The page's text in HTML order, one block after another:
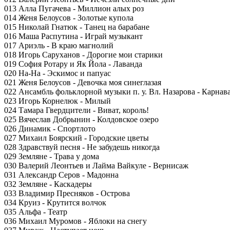
013 Алла Пугачева - Миллион алых роз
014 Женя Белоусов - Золотые купола
015 Николай Гнатюк - Танец на барабане
016 Маша Распутина - Играй музыкант
017 Ариэль - В краю магнолий
018 Игорь Саруханов - Дорогие мои старики
019 София Ротару и Як Йола - Лаванда
020 На-На - Эскимос и папуас
021 Женя Белоусов - Девочка моя синеглазая
022 Ансамбль фольклорной музыки п. у. Вл. Назарова -
023 Игорь Корнелюк - Милый
024 Тамара Гвердцители - Виват, король!
025 Вячеслав Добрынин - Колдовское озеро
026 Динамик - Спортлото
027 Михаил Боярский - Городские цветы
028 Здравствуй песня - Не забудешь никогда
029 Земляне - Трава у дома
030 Валерий Леонтьев и Лайма Вайкуле - Вернисаж
031 Александр Серов - Мадонна
032 Земляне - Каскадеры
033 Владимир Пресняков - Острова
034 Круиз - Крутится волчок
035 Альфа - Театр
036 Михаил Муромов - Яблоки на снегу